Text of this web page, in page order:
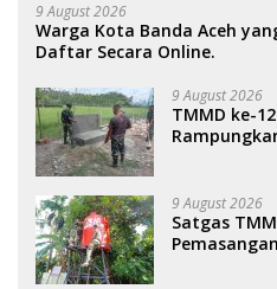
9 August 2026
Warga Kota Banda Aceh
Daftar Secara Online.
9 August 2026
TMMD ke-
9 August 2026
Satgas